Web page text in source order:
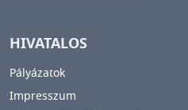
HIVATALOS
Pályázatok
Impresszum